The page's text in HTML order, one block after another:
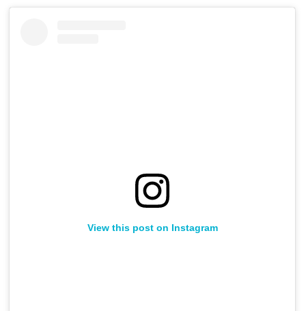
View this post on Instagram